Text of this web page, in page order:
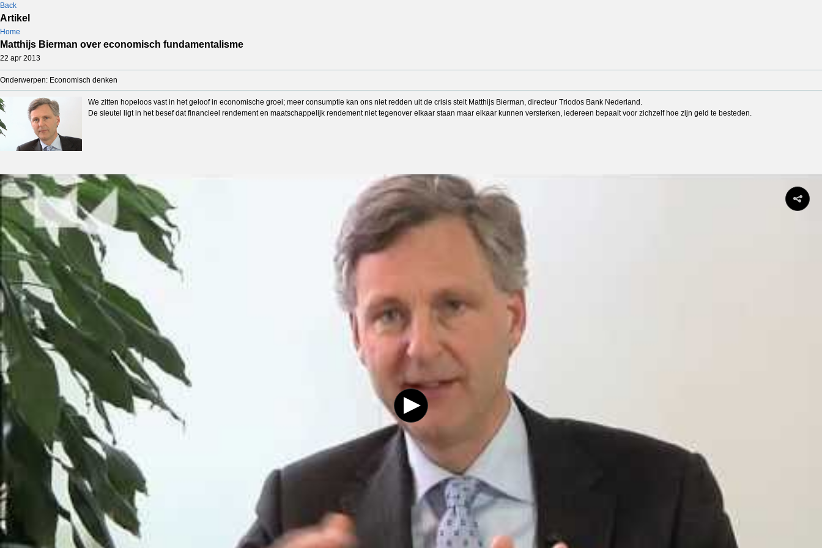
Back
Artikel
Home
Matthijs Bierman over economisch fundamentalisme
22 apr 2013
Onderwerpen: Economisch denken
We zitten hopeloos vast in het geloof in economische groei; meer consumptie kan ons niet redden uit de crisis stelt Matthijs Bierman, directeur Triodos Bank Nederland.
De sleutel ligt in het besef dat financieel rendement en maatschappelijk rendement niet tegenover elkaar staan maar elkaar kunnen versterken, iedereen bepaalt voor zichzelf hoe zijn geld te besteden.